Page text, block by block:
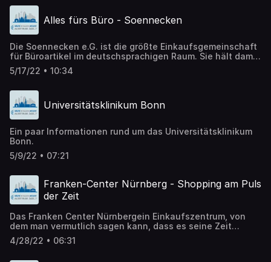
Alles fürs Büro - Soennecken
Die Soennecken e.G. ist die größte Einkaufsgemeinschaft
für Büroartikel im deutschsprachigen Raum. Sie hält damit
den Namen eines genialen Erfinders aus Poppelsdorf am
Leben. Im 20. Jahrhundert gehörte er zu den größten
5/17/22 • 10:34
Universitätsklinikum Bonn
Ein paar Informationen rund um das Universitätsklinikum
Bonn.
5/9/22 • 07:21
Franken-Center Nürnberg - Shopping am Puls
der Zeit
Das Franken Center Nürnbergein Einkaufszentrum, von
dem man vermutlich sagen kann, dass es seine Zeit
geprägt hat.
4/28/22 • 06:31